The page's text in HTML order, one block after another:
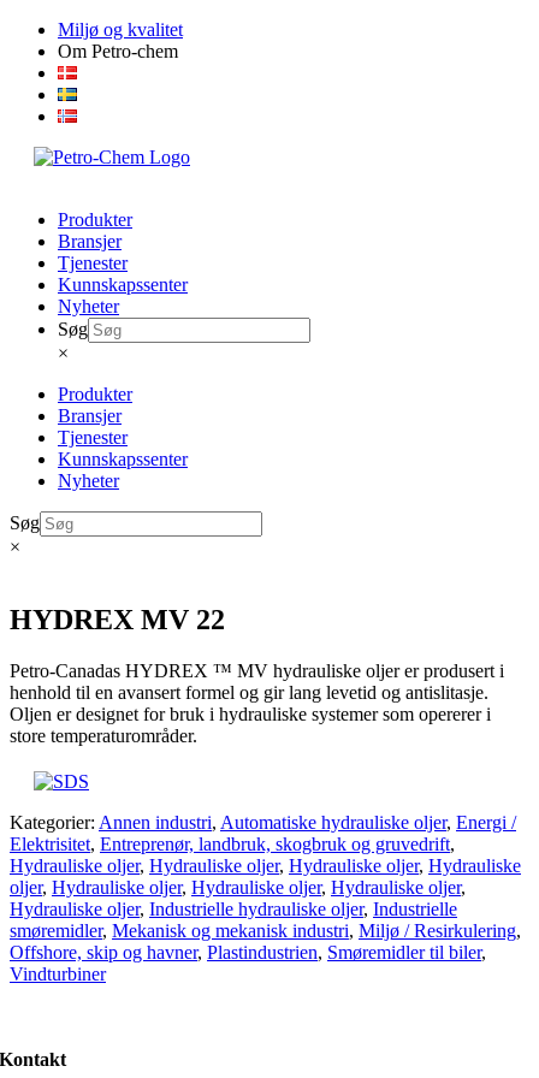
Skip
content
Miljø og kvalitet
Om Petro-chem
Produkter
Bransjer
Tjenester
Kunnskapssenter
Nyheter
Søg
×
Produkter
Bransjer
Tjenester
Kunnskapssenter
Nyheter
Søg
×
HYDREX MV 22
Petro-Canadas HYDREX ™ MV hydrauliske oljer er produsert i
henhold til en avansert formel og gir lang levetid og antislitasje.
Oljen er designet for bruk i hydrauliske systemer som opererer i
store temperaturområder.
Kategorier: Annen industri, Automatiske hydrauliske oljer, Energi /
Elektrisitet, Entreprenør, landbruk, skogbruk og gruvedrift,
Hydrauliske oljer, Hydrauliske oljer, Hydrauliske oljer, Hydrauliske
oljer, Hydrauliske oljer, Hydrauliske oljer, Hydrauliske oljer,
Hydrauliske oljer, Industrielle hydrauliske oljer, Industrielle
smøremidler, Mekanisk og mekanisk industri, Miljø / Resirkulering,
Offshore, skip og havner, Plastindustrien, Smøremidler til biler,
Vindturbiner
Kontakt